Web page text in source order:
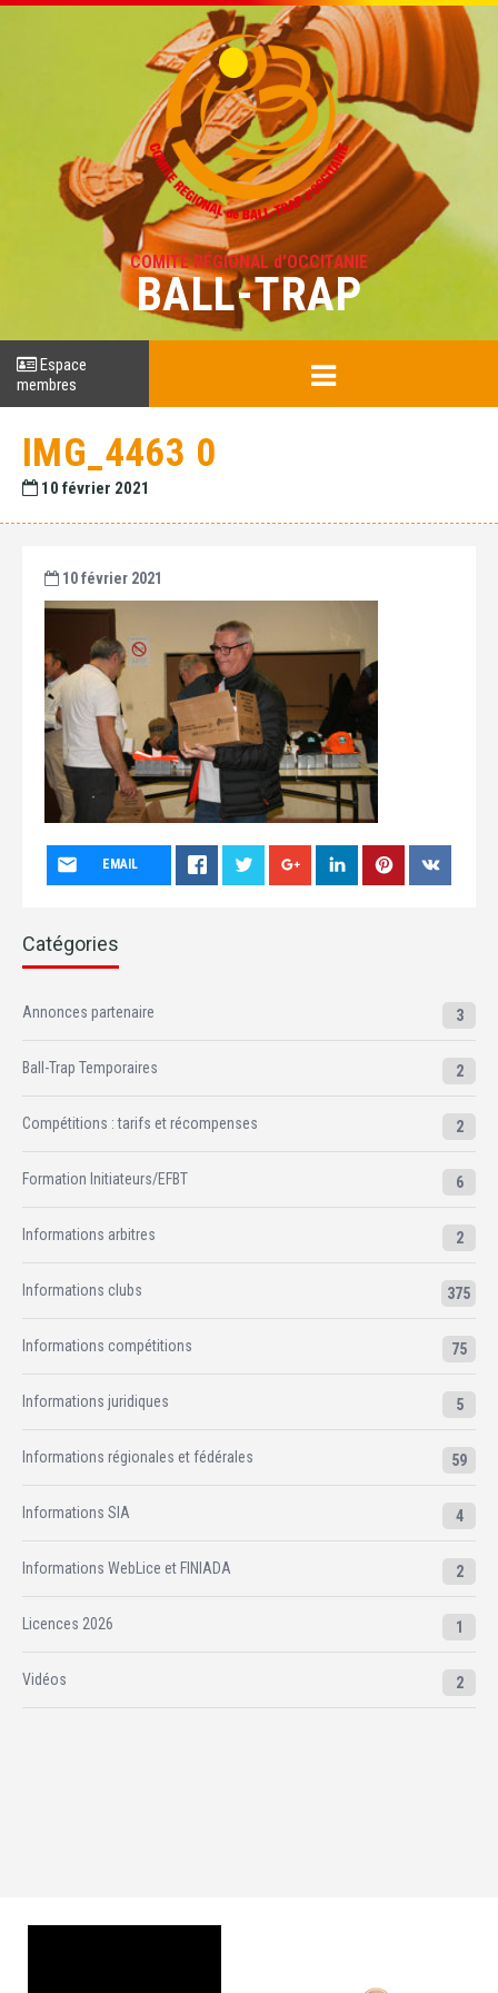
COMITÉ RÉGIONAL d'OCCITANIE
BALL-TRAP
Espace
membres
IMG_4463 0
10 février 2021
10 février 2021
EMAIL
Catégories
Annonces partenaire 3
Ball-Trap Temporaires 2
Compétitions : tarifs et récompenses 2
Formation Initiateurs/EFBT 6
Informations arbitres 2
Informations clubs 375
Informations compétitions 75
Informations juridiques 5
Informations régionales et fédérales 59
Informations SIA 4
Informations WebLice et FINIADA 2
Licences 2026 1
Vidéos 2